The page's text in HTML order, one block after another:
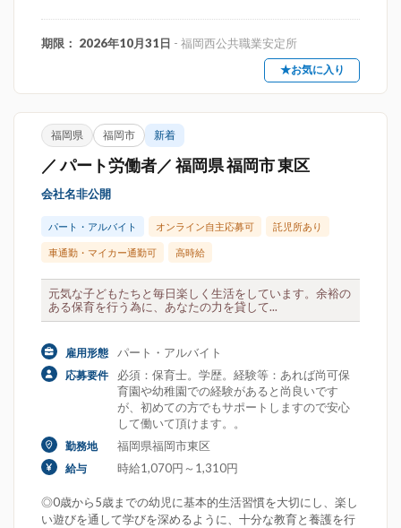
期限： 2026年10月31日 - 福岡西公共職業安定所
★お気に入り
福岡県 福岡市 新着
／ パート労働者／ 福岡県 福岡市 東区
会社名非公開
パート・アルバイト オンライン自主応募可 託児所あり
車通勤・マイカー通勤可 高時給
元気な子どもたちと毎日楽しく生活をしています。余裕の
ある保育を行う為に、あなたの力を貸して...
雇用形態 パート・アルバイト
応募要件
必須：保育士。学歴。経験等：あれば尚可保
育園や幼稚園での経験があると尚良いです
が、初めての方でもサポートしますので安心
して働いて頂けます。。
勤務地 福岡県福岡市東区
給与 時給1,070円～1,310円
◎0歳から5歳までの幼児に基本的生活習慣を大切にし、楽し
い遊びを通して学びを深めるように、十分な教育と養護を行